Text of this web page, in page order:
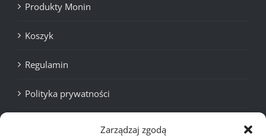
Zarządzaj zgodą
Produkty Monin
Koszyk
Regulamin
Polityka prywatności